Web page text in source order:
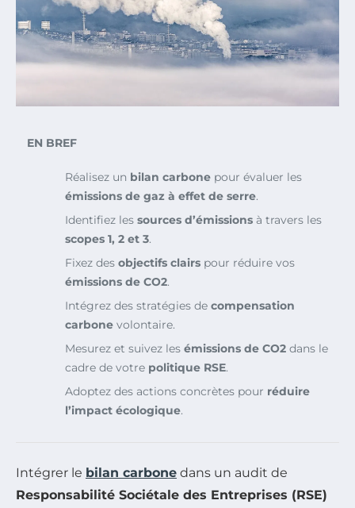
EN BREF
Réalisez un bilan carbone pour évaluer les
émissions de gaz à effet de serre.
Identifiez les sources d’émissions à travers les
scopes 1, 2 et 3.
Fixez des objectifs clairs pour réduire vos
émissions de CO2.
Intégrez des stratégies de compensation
carbone volontaire.
Mesurez et suivez les émissions de CO2 dans le
cadre de votre politique RSE.
Adoptez des actions concrètes pour réduire
l’impact écologique.
Intégrer le bilan carbone dans un audit de
Responsabilité Sociétale des Entreprises (RSE)